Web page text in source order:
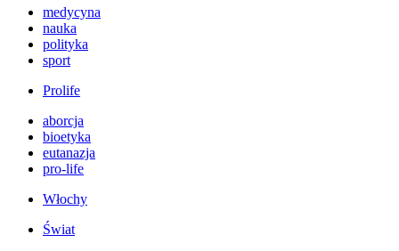
medycyna
nauka
polityka
sport
Prolife
aborcja
bioetyka
eutanazja
pro-life
Włochy
Świat